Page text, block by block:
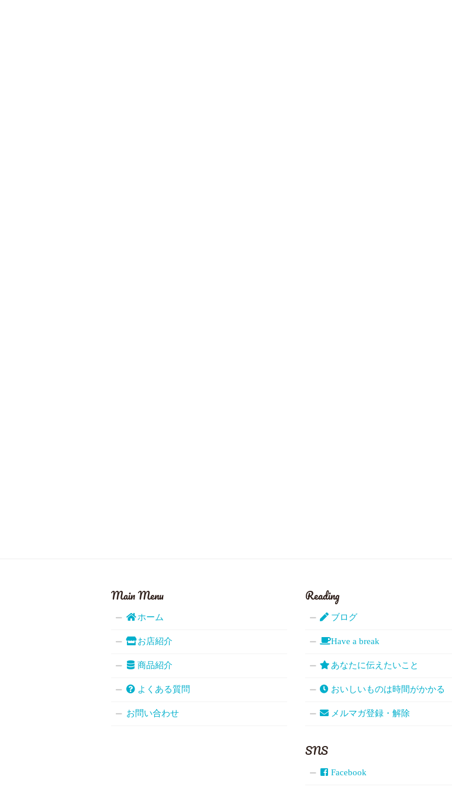
Main Menu
ホーム
お店紹介
商品紹介
よくある質問
お問い合わせ
Reading
ブログ
Have a break
あなたに伝えたいこと
おいしいものは時間がかかる
メルマガ登録・解除
SNS
Facebook